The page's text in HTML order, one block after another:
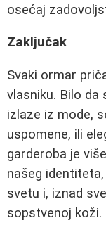
osećaj
Zaključak
Svaki ormar
vlasniku. Bilo da
izlaze iz mode,
uspomene, ili
garderoba je
našeg
svetu i, iznad
sopstvenoj koži.